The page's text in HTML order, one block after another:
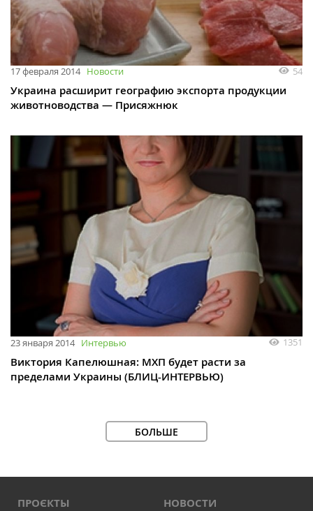
17 февраля 2014 Новости 54
Украина расширит географию экспорта продукции
животноводства — Присяжнюк
23 января 2014 Интервью 1351
Виктория Капелюшная: МХП будет расти за
пределами Украины (БЛИЦ-ИНТЕРВЬЮ)
БОЛЬШЕ
ПРОЄКТЫ НОВОСТИ